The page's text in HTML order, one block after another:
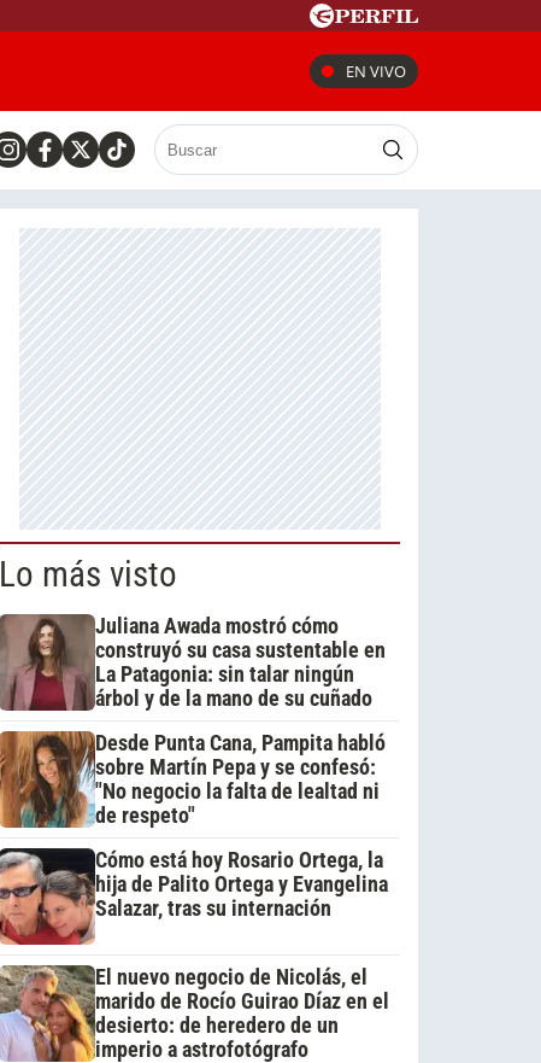
EN VIVO
Lo más visto
Juliana Awada mostró cómo
construyó su casa sustentable en
La Patagonia: sin talar ningún
árbol y de la mano de su cuñado
Desde Punta Cana, Pampita habló
sobre Martín Pepa y se confesó:
"No negocio la falta de lealtad ni
de respeto"
Cómo está hoy Rosario Ortega, la
hija de Palito Ortega y Evangelina
Salazar, tras su internación
El nuevo negocio de Nicolás, el
marido de Rocío Guirao Díaz en el
desierto: de heredero de un
imperio a astrofotógrafo